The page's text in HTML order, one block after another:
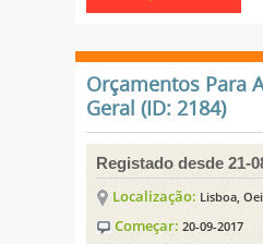
Orçamentos Para
Geral (ID: 2184)
Registado desde 21-
Localização: Lisboa,
Começar: 20-09-2017